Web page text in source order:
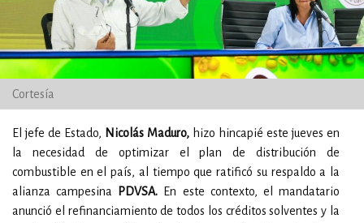
Cortesía
El jefe de Estado, Nicolás Maduro, hizo hincapié este jueves en
la necesidad de optimizar el plan de distribución de
combustible en el país, al tiempo que ratificó su respaldo a la
alianza campesina
PDVSA. En este contexto, el mandatario
anunció el refinanciamiento de todos los créditos solventes y la